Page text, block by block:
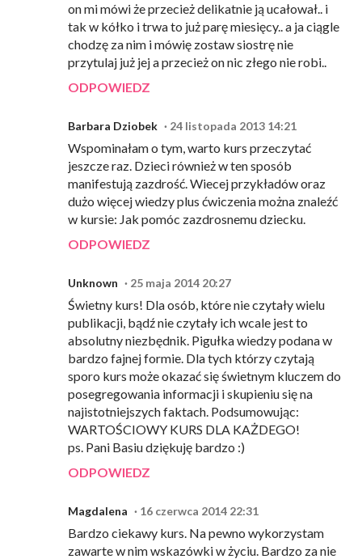
on mi mówi że przecież delikatnie ją ucałował.. i
tak w kółko i trwa to już parę miesięcy.. a ja ciągle
chodzę za nim i mówię zostaw siostrę nie
przytulaj już jej a przecież on nic złego nie robi..
ODPOWIEDZ
Barbara Dziobek 24 listopada 2013 14:21
Wspominałam o tym, warto kurs przeczytać
jeszcze raz. Dzieci również w ten sposób
manifestują zazdrość. Wiecej przykładów oraz
dużo więcej wiedzy plus ćwiczenia można znaleźć
w kursie: Jak pomóc zazdrosnemu dziecku.
ODPOWIEDZ
Unknown 25 maja 2014 20:27
Świetny kurs! Dla osób, które nie czytały wielu
publikacji, bądź nie czytały ich wcale jest to
absolutny niezbędnik. Pigułka wiedzy podana w
bardzo fajnej formie. Dla tych którzy czytają
sporo kurs może okazać się świetnym kluczem do
posegregowania informacji i skupieniu się na
najistotniejszych faktach. Podsumowując:
WARTOŚCIOWY KURS DLA KAŻDEGO!
ps. Pani Basiu dziękuję bardzo :)
ODPOWIEDZ
Magdalena 16 czerwca 2014 22:31
Bardzo ciekawy kurs. Na pewno wykorzystam
zawarte w nim wskazówki w życiu. Bardzo za nie